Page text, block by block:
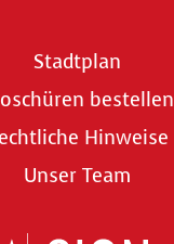
Stadtplan
bestellen
Hinweise
Unser Team